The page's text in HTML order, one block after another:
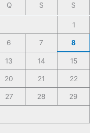
Q S S
1
6 7 8
13 14 15
20 21 22
27 28 29